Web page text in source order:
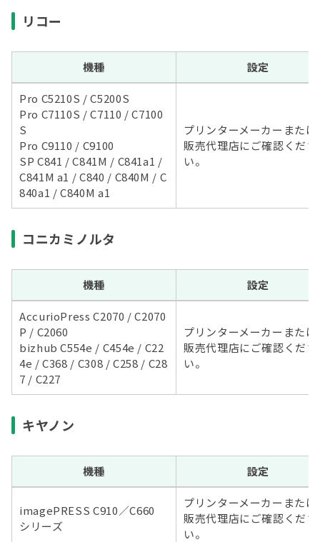
リコー
機種 設定
Pro C5210S / C5200S
Pro C7110S / C7110 / C7100
S
Pro C9110 / C9100
SP C841 / C841M / C841a1 /
C841M a1 / C840 / C840M / C
840a1 / C840M a1
プリンターメーカーまたは
販売代理店にご確認くださ
い。
コニカミノルタ
機種 設定
AccurioPress C2070 / C2070
P / C2060
bizhub C554e / C454e / C22
4e / C368 / C308 / C258 / C28
7 / C227
プリンターメーカーまたは
販売代理店にご確認くださ
い。
キヤノン
機種 設定
imagePRESS C910／C660
シリーズ
プリンターメーカーまたは
販売代理店にご確認くださ
い。